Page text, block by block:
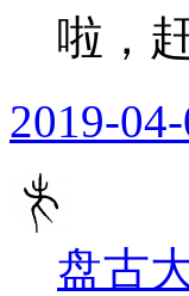
啦，
2019-
盘古